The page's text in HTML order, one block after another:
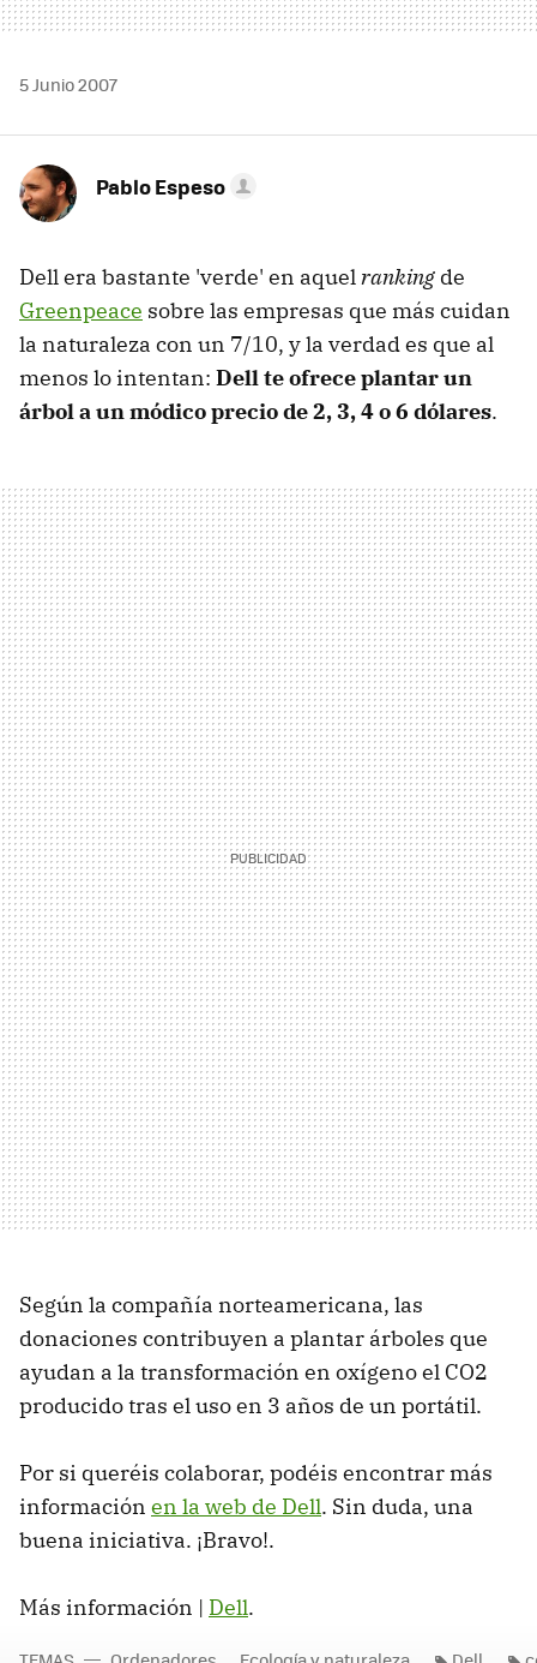
5 Junio 2007
Pablo Espeso
Dell era bastante 'verde' en aquelranking de
Greenpeace sobre las empresas que más cuidan
la naturaleza con un 7/10, y la verdad es que al
menos lo intentan: Dell te ofrece plantar un
árbol a un módico precio de 2, 3, 4 o 6 dólares.
Según la compañía norteamericana, las
donaciones contribuyen a plantar árboles que
ayudan a la transformación en oxígeno el CO2
producido tras el uso en 3 años de un portátil.
Por si queréis colaborar, podéis encontrar más
información en la web de Dell. Sin duda, una
buena iniciativa. ¡Bravo!.
Más información | Dell.